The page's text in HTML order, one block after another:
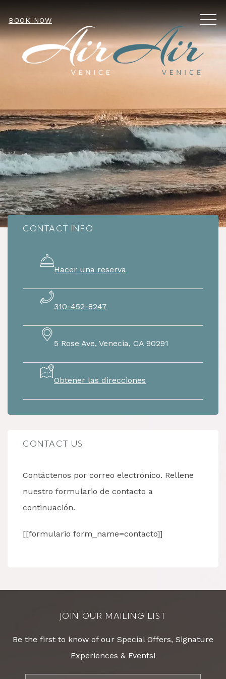
BOOK NOW
CONTACT INFO
Hacer una reserva
310-452-8247
5 Rose Ave, Venecia, CA 90291
Obtener las direcciones
CONTACT US
Contáctenos por correo electrónico. Rellene
nuestro formulario de contacto a
continuación.
[[formulario form_name=contacto]]
JOIN OUR MAILING LIST
Be the first to know of our Special Offers, Signature
Experiences & Events!